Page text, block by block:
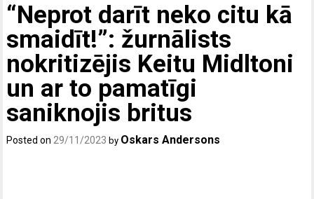
“Neprot darīt neko citu kā
smaidīt!”: žurnālists
nokritizējis Keitu Midltoni
un ar to pamatīgi
saniknojis britus
Posted on29/11/2023 by Oskars Andersons